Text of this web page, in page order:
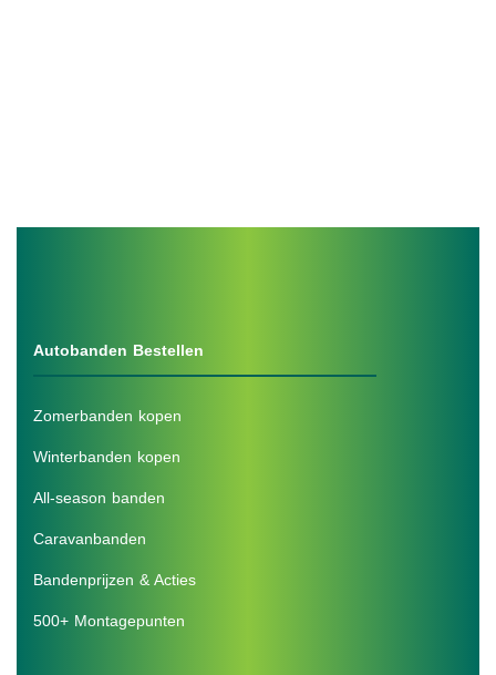
Autobanden Bestellen
Zomerbanden kopen
Winterbanden kopen
All-season banden
Caravanbanden
Bandenprijzen & Acties
500+ Montagepunten